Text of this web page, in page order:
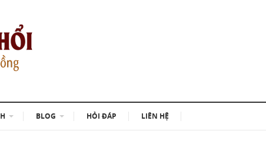
BLOG HỎI ĐÁP LIÊN HỆ